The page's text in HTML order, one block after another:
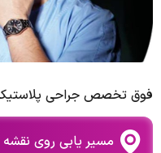
فوق تخصص جراحی
مسیر یابی روی نقشه